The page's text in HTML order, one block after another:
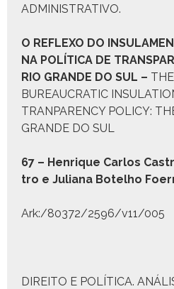
ADMINISTRATIVO.
O REFLEXO DO I
NA POLÍTICA DE T
RIO GRANDE DO SUL –
BUREAUCRATIC
TRANPARENCY POLICY:
GRANDE DO SUL
67 – Hen­rique Car­los
tro e Juliana Botel­ho
Ark:/80372/2596/v11/005
DIREITO E POLÍTICA.